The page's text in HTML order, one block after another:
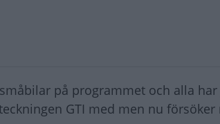
på programmet och alla
GTI med men nu